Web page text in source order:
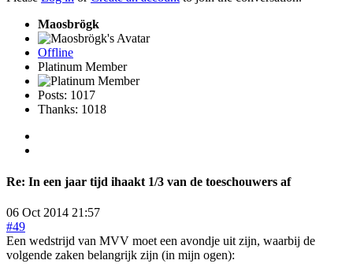
Maosbrögk
Offline
Platinum Member
Posts: 1017
Thanks: 1018
Re: In een jaar tijd ihaakt 1/3 van de toeschouwers af
06 Oct 2014 21:57
#49
Een wedstrijd van MVV moet een avondje uit zijn, waarbij de
volgende zaken belangrijk zijn (in mijn ogen):